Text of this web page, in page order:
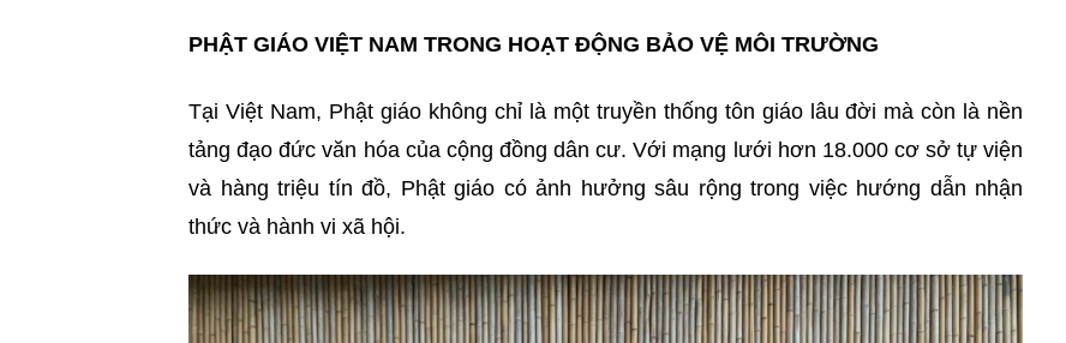
PHẬT GIÁO VIỆT NAM TRONG HOẠT ĐỘNG BẢO VỆ MÔI TRƯỜNG
Tại Việt Nam, Phật giáo không chỉ là một truyền thống tôn giáo lâu đời mà còn là nền
tảng đạo đức văn hóa của cộng đồng dân cư. Với mạng lưới hơn 18.000 cơ sở tự viện
và hàng triệu tín đồ, Phật giáo có ảnh hưởng sâu rộng trong việc hướng dẫn nhận
thức và hành vi xã hội.